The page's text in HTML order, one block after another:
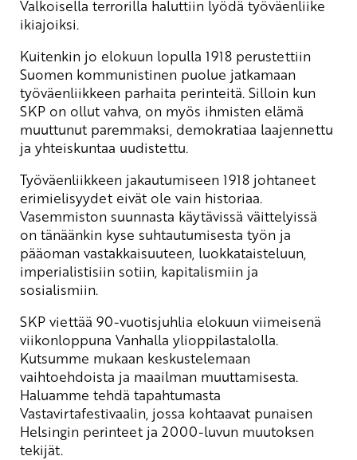
Valkoisella terrorilla haluttiin lyödä työväenliike
ikiajoiksi.
Kuitenkin jo elokuun lopulla 1918 perustettiin
Suomen kommunistinen puolue jatkamaan
työväenliikkeen parhaita perinteitä. Silloin kun
SKP on ollut vahva, on myös ihmisten elämä
muuttunut paremmaksi, demokratiaa laajennettu
ja yhteiskuntaa uudistettu.
Työväenliikkeen jakautumiseen 1918 johtaneet
erimielisyydet eivät ole vain historiaa.
Vasemmiston suunnasta käytävissä väittelyissä
on tänäänkin kyse suhtautumisesta työn ja
pääoman vastakkaisuuteen, luokkataisteluun,
imperialistisiin sotiin, kapitalismiin ja
sosialismiin.
SKP viettää 90-vuotisjuhlia elokuun viimeisenä
viikonloppuna Vanhalla ylioppilastalolla.
Kutsumme mukaan keskustelemaan
vaihtoehdoista ja maailman muuttamisesta.
Haluamme tehdä tapahtumasta
Vastavirtafestivaalin, jossa kohtaavat punaisen
Helsingin perinteet ja 2000-luvun muutoksen
tekijät.